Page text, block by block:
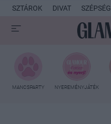
SZTÁROK DIVAT SZÉPSÉG
MANCSPARTY NYEREMÉNYJÁTÉK